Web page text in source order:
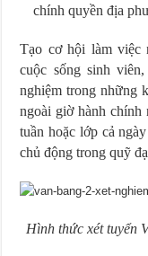
chính quyền địa
Tạo cơ hội làm việc
cuộc sống sinh
nghiệm trong những
ngoài giờ hành
tuần hoặc lớp cả
chủ động trong quỹ
Hình thức xét tuyển